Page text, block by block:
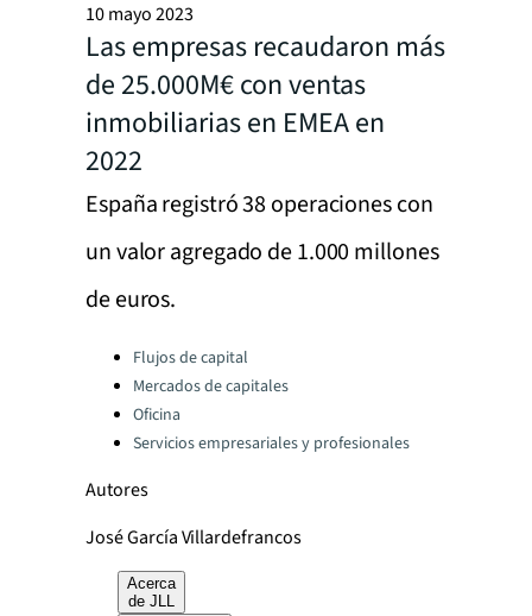
10 mayo 2023
Las empresas recaudaron más
de 25.000M€ con ventas
inmobiliarias en EMEA en
2022
España registró 38 operaciones con
un valor agregado de 1.000 millones
de euros.
Categories:Flujos de capital
Mercados de capitales
Oficina
Servicios empresariales y profesionales
Autores
José García Villardefrancos
Acerca
de JLL